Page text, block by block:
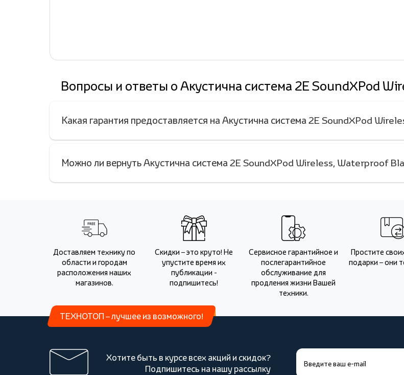
Вопросы и ответы о Акустична система 2E SoundXPod
Какая гарантия предоставляется на Акустична система 2E SoundXPod
Можно ли вернуть Акустична система 2E SoundXPod Wireless, Waterproof
Доставляем технику по
области и городам
расположения наших
магазинов.
Скидки – это круто! Не
упустите время их
публикации -
подпишитесь!
Сервисное гарантийное и
послегарантийное
обслуживание для
продления жизни Вашей
техники.
Простите
подарки – они
ТЕХНОТОП – лучшее из возможного!
Хотите быть в курсе всех акций и скидок?
Подпишитесь на нашу рассылку